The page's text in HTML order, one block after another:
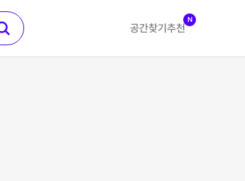
공간찾기 추천
N